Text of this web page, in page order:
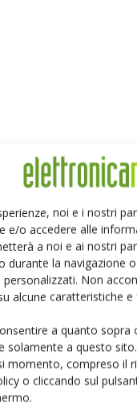
noi e i nostri
e/o accedere alle
a noi e ai nostri
la navigazione
Non
alcune caratteristiche e
a quanto
solamente a questo
momento, compreso il
o cliccando sul